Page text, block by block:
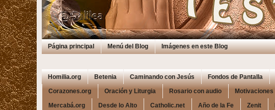
Página principal Menú del Blog Imágenes en este Blog
Homilia.org Betenia Caminando con Jesús Fondos de Pantalla
Corazones.org Oración y Liturgia Rosario con audio Motivaciones
Mercabá.org Desde lo Alto Catholic.net Año de la Fe Zenit